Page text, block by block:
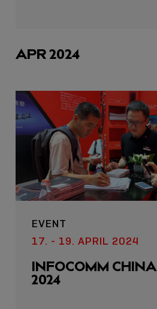
APR 2024
EVENT
17. - 19. APRIL 2024
INFOCOMM CHINA
2024